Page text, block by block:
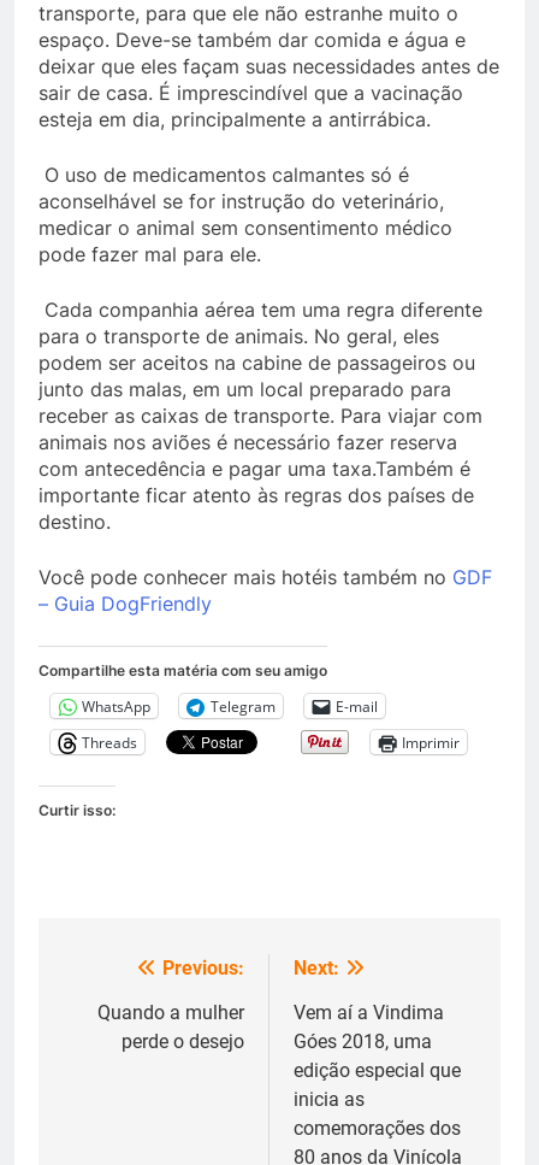
transporte, para que ele não estranhe muito o
espaço. Deve-se também dar comida e água e
deixar que eles façam suas necessidades antes de
sair de casa. É imprescindível que a vacinação
esteja em dia, principalmente a antirrábica.
O uso de medicamentos calmantes só é
aconselhável se for instrução do veterinário,
medicar o animal sem consentimento médico
pode fazer mal para ele.
Cada companhia aérea tem uma regra diferente
para o transporte de animais. No geral, eles
podem ser aceitos na cabine de passageiros ou
junto das malas, em um local preparado para
receber as caixas de transporte. Para viajar com
animais nos aviões é necessário fazer reserva
com antecedência e pagar uma taxa.Também é
importante ficar atento às regras dos países de
destino.
Você pode conhecer mais hotéis também no GDF
– Guia DogFriendly
Compartilhe esta matéria com seu amigo
WhatsApp Telegram
E-mail
Threads
Imprimir
Curtir isso:
Navegação
Previous:
Quando a mulher
perde o desejo
Next:
Vem aí a Vindima
Góes 2018, uma
edição especial que
inicia as
comemorações dos
80 anos da Vinícola